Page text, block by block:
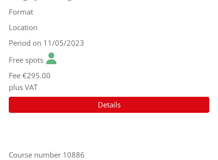
Format
Location
Period on 11/05/2023
Free spots
Fee €295.00
plus VAT
Details
Course number 10886